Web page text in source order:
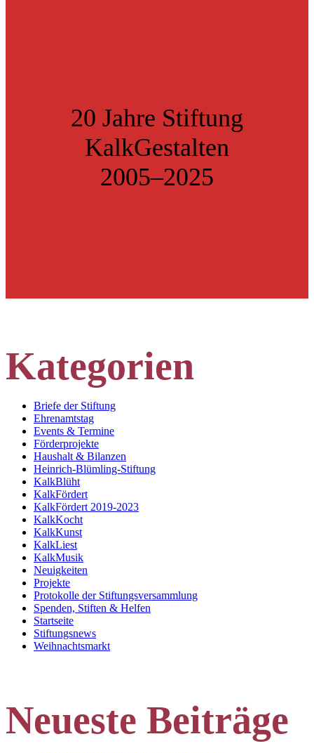
20 Jahre Stiftung
KalkGestalten
2005–2025
Kategorien
Briefe der Stiftung
Ehrenamtstag
Events & Termine
Förderprojekte
Haushalt & Bilanzen
Heinrich-Blümling-Stiftung
KalkBlüht
KalkFördert
KalkFördert 2019-2023
KalkKocht
KalkKunst
KalkLiest
KalkMusik
Neuigkeiten
Projekte
Protokolle der Stiftungsversammlung
Spenden, Stiften & Helfen
Startseite
Stiftungsnews
Weihnachtsmarkt
Neueste Beiträge